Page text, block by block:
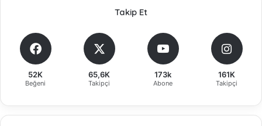
Takip Et
52K
Beğeni
65,6K
Takipçi
173k
Abone
161K
Takipçi